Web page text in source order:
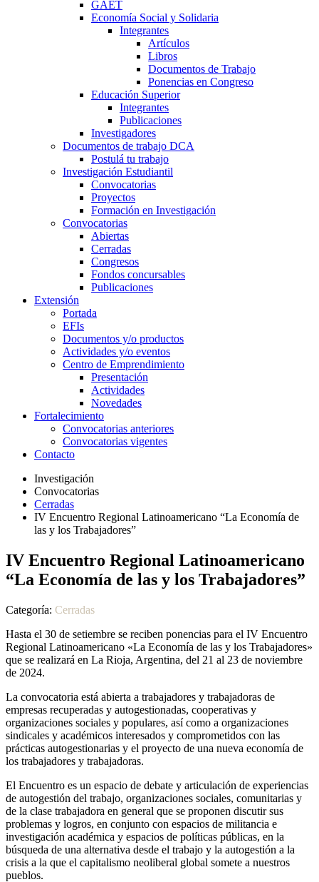
GAET
Economía Social y Solidaria
Integrantes
Artículos
Libros
Documentos de Trabajo
Ponencias en Congreso
Educación Superior
Integrantes
Publicaciones
Investigadores
Documentos de trabajo DCA
Postulá tu trabajo
Investigación Estudiantil
Convocatorias
Proyectos
Formación en Investigación
Convocatorias
Abiertas
Cerradas
Congresos
Fondos concursables
Publicaciones
Extensión
Portada
EFIs
Documentos y/o productos
Actividades y/o eventos
Centro de Emprendimiento
Presentación
Actividades
Novedades
Fortalecimiento
Convocatorias anteriores
Convocatorias vigentes
Contacto
Investigación
Convocatorias
Cerradas
IV Encuentro Regional Latinoamericano “La Economía de
las y los Trabajadores”
IV Encuentro Regional Latinoamericano
“La Economía de las y los Trabajadores”
Categoría: Cerradas
Hasta el 30 de setiembre se reciben ponencias para el IV Encuentro
Regional Latinoamericano «La Economía de las y los Trabajadores»
que se realizará en La Rioja, Argentina, del 21 al 23 de noviembre
de 2024.
La convocatoria está abierta a trabajadores y trabajadoras de
empresas recuperadas y autogestionadas, cooperativas y
organizaciones sociales y populares, así como a organizaciones
sindicales y académicos interesados y comprometidos con las
prácticas autogestionarias y el proyecto de una nueva economía de
los trabajadores y trabajadoras.
El Encuentro es un espacio de debate y articulación de experiencias
de autogestión del trabajo, organizaciones sociales, comunitarias y
de la clase trabajadora en general que se proponen discutir sus
problemas y logros, en conjunto con espacios de militancia e
investigación académica y espacios de políticas públicas, en la
búsqueda de una alternativa desde el trabajo y la autogestión a la
crisis a la que el capitalismo neoliberal global somete a nuestros
pueblos.